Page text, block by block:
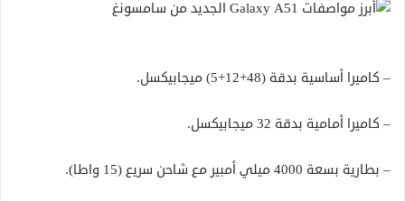
– كاميرا أساسية بدقة (48+12+5) ميجابيكسل.
– كاميرا أمامية بدقة 32 ميجابيكسل.
– بطارية بسعة 4000 ميلي أمبير مع شاحن سريع (15 واطا).